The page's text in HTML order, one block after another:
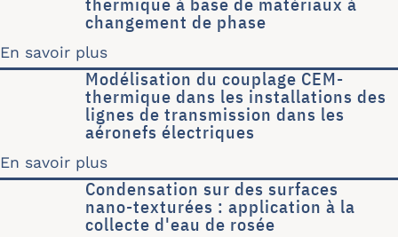
changement de phase
En savoir plus
Modélisation du couplage CEM-
thermique dans les installations des
lignes de transmission dans les
aéronefs électriques
En savoir plus
Condensation sur des surfaces
nano-texturées : application à la
collecte d'eau de rosée